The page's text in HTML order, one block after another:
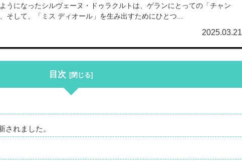
うになったシルヴェーヌ・ドゥラクルトは、ゲランにとっての「チャン
そして、「ミス ディオール」を生み出すためにひとつ...
2025.03.21
目次
されました。